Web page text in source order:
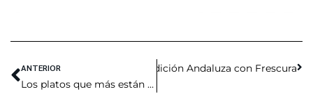
ANTERIOR
Los platos que más están pidiendo este mes en Poncio
SiguienteEl Verano en Poncio: Tradición Andaluza con Frescura